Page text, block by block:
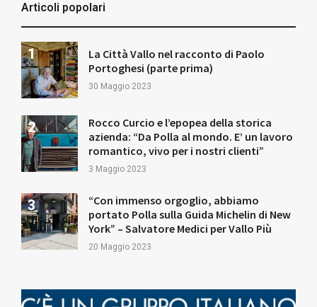
Articoli popolari
La Città Vallo nel racconto di Paolo
Portoghesi (parte prima)
30 Maggio 2023
Rocco Curcio e l’epopea della storica
azienda: “Da Polla al mondo. E’ un lavoro
romantico, vivo per i nostri clienti”
3 Maggio 2023
“Con immenso orgoglio, abbiamo
portato Polla sulla Guida Michelin di New
York” – Salvatore Medici per Vallo Più
20 Maggio 2023